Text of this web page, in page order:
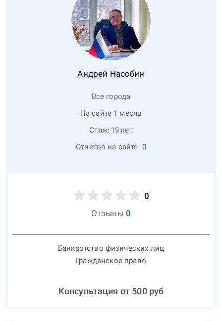
Андрей Насобин
Все города
На сайте 1 месяц
Стаж: 19лет
Ответов на сайте: 0
0
Отзывы 0
Банкротство физических лиц
Гражданское право
Консультация от 500руб